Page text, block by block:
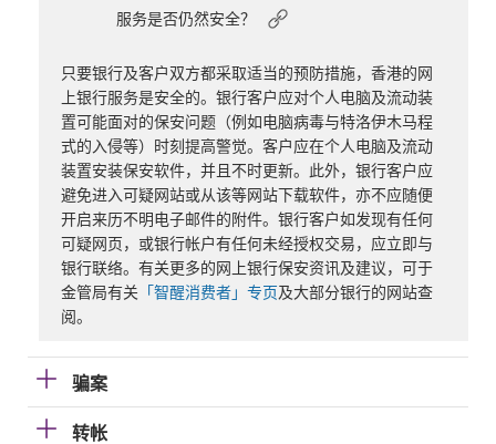
服务是否仍然安全？
只要银行及客户双方都采取适当的预防措施，香港的网
上银行服务是安全的。银行客户应对个人电脑及流动装
置可能面对的保安问题（例如电脑病毒与特洛伊木马程
式的入侵等）时刻提高警觉。客户应在个人电脑及流动
装置安装保安软件，并且不时更新。此外，银行客户应
避免进入可疑网站或从该等网站下载软件，亦不应随便
开启来历不明电子邮件的附件。银行客户如发现有任何
可疑网页，或银行帐户有任何未经授权交易，应立即与
银行联络。有关更多的网上银行保安资讯及建议，可于
金管局有关 「智醒消费者」专页 及大部分银行的网站查
阅。
骗案
转帐